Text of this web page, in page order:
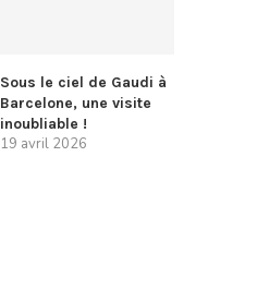
Sous le ciel de Gaudi à
Barcelone, une visite
inoubliable !
19 avril 2026